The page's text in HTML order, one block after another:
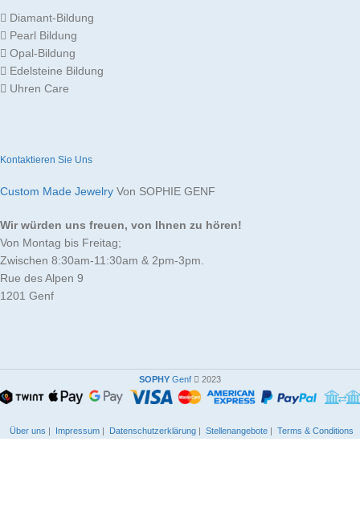
GOLDFARBEN
GEMACHT FÜR
KARAT
Diamant-Bildung
Pearl Bildung
Opal-Bildung
Edelsteine Bildung
Uhren Care
Kontaktieren Sie Uns
Custom Made Jewelry Von SOPHIE GENF
Wir würden uns freuen, von Ihnen zu hören!
Von Montag bis Freitag;
Zwischen 8:30am-11:30am & 2pm-3pm.
Rue des Alpen 9
1201 Genf
SOPHY Genf 2023
Über uns | Impressum| Datenschutzerklärung| Stellenangebote| Terms & Conditions